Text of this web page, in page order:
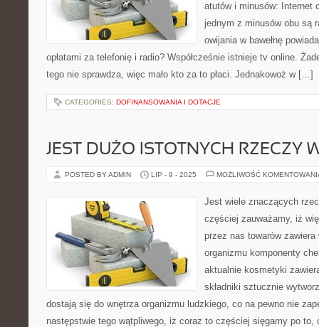
atutów i minusów: Internet
jednym z minusów obu są
owijania w bawełnę
opłatami za telefonię i radio? Współcześnie istnieje tv online.
tego nie sprawdza, więc mało kto za to płaci. Jednakowoż w […]
CATEGORIES: DOFINANSOWANIA I DOTACJE
JEST DUŻO ISTOTNYCH RZECZY
POSTED BY ADMIN LIP - 9 - 2025 MOŻLIWOŚĆ
Jest wiele znaczących
częściej zauważamy, iż
przez nas towarów
organizmu komponenty
aktualnie kosmetyki
składniki sztucznie
dostają się do wnętrza organizmu ludzkiego, co na pewno nie
następstwie tego wątpliwego, iż coraz to częściej sięgamy po to,